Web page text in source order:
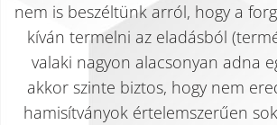
nem is beszéltünk arról, hogy a
kíván termelni az eladásból
valaki nagyon alacsonyan adna
akkor szinte biztos, hogy nem
hamisítványok értelemszerűen